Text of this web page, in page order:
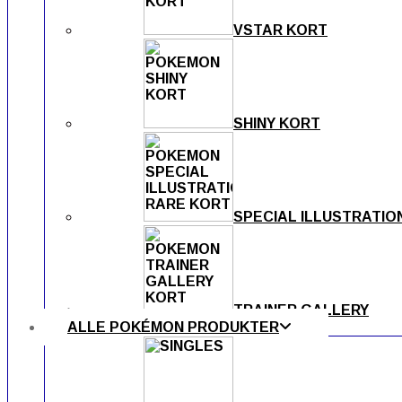
VSTAR KORT
SHINY KORT
SPECIAL
TRAINER GALLERY
ALLE POKÉMON PRODUKTER